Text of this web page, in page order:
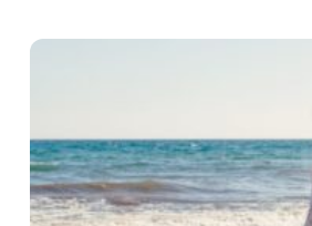
muligheder, der ...